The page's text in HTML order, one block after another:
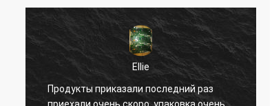
Ellie
Продукты приказали последний раз
приехали очень скоро, упаковка очень